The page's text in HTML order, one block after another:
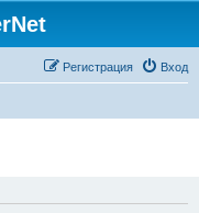
Вход
Регистрация